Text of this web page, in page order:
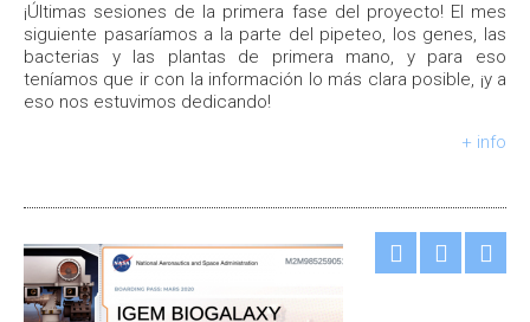
¡Últimas sesiones de la primera fase del proyecto! El mes
siguiente pasaríamos a la parte del pipeteo, los genes, las
bacterias y las plantas de primera mano, y para eso
teníamos que ir con la información lo más clara posible, ¡y a
eso nos estuvimos dedicando!
+ info